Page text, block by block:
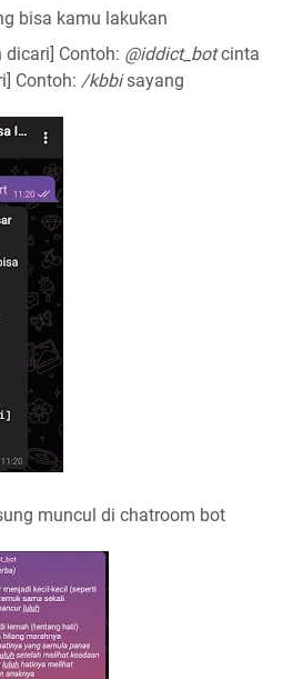
bisa kamu lakukan
Contoh: @iddict_botcinta
Contoh: /kbbisayang
muncul di chatroom bot